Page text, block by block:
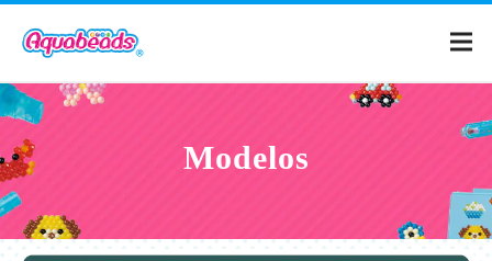
Modelos